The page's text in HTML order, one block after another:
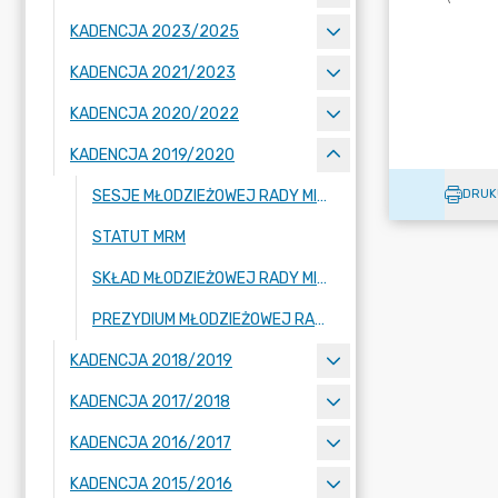
KADENCJA 2023/2025
KADENCJA 2021/2023
KADENCJA 2020/2022
KADENCJA 2019/2020
SESJE MŁODZIEŻOWEJ RADY MIASTA
STATUT MRM
SKŁAD MŁODZIEŻOWEJ RADY MIASTA
PREZYDIUM MŁODZIEŻOWEJ RADY MIASTA
KADENCJA 2018/2019
KADENCJA 2017/2018
KADENCJA 2016/2017
KADENCJA 2015/2016